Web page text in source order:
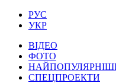
РУС
УКР
ВІДЕО
ФОТО
СПЕЦПРОЕКТИ